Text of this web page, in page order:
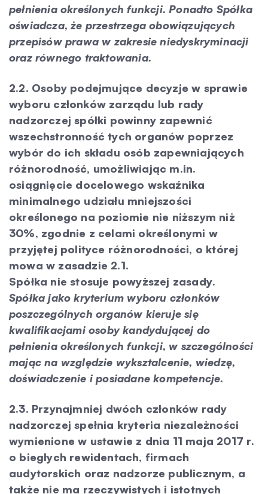
pełnienia określonych funkcji. Ponadto Spółka
oświadcza, że przestrzega obowiązujących
przepisów prawa w zakresie niedyskryminacji
oraz równego traktowania.
2.2. Osoby podejmujące decyzje w sprawie
wyboru członków zarządu lub rady
nadzorczej spółki powinny zapewnić
wszechstronność tych organów poprzez
wybór do ich składu osób zapewniających
różnorodność, umożliwiając m.in.
osiągnięcie docelowego wskaźnika
minimalnego udziału mniejszości
określonego na poziomie nie niższym niż
30%, zgodnie z celami określonymi w
przyjętej polityce różnorodności, o której
mowa w zasadzie 2.1.
Spółka nie stosuje powyższej zasady.
Spółka jako kryterium wyboru członków
poszczególnych organów kieruje się
kwalifikacjami osoby kandydującej do
pełnienia określonych funkcji, w szczególności
mając na względzie wyksztalcenie, wiedzę,
doświadczenie i posiadane kompetencje.
2.3. Przynajmniej dwóch członków rady
nadzorczej spełnia kryteria niezależności
wymienione w ustawie z dnia 11 maja 2017 r.
o biegłych rewidentach, firmach
audytorskich oraz nadzorze publicznym, a
także nie ma rzeczywistych i istotnych